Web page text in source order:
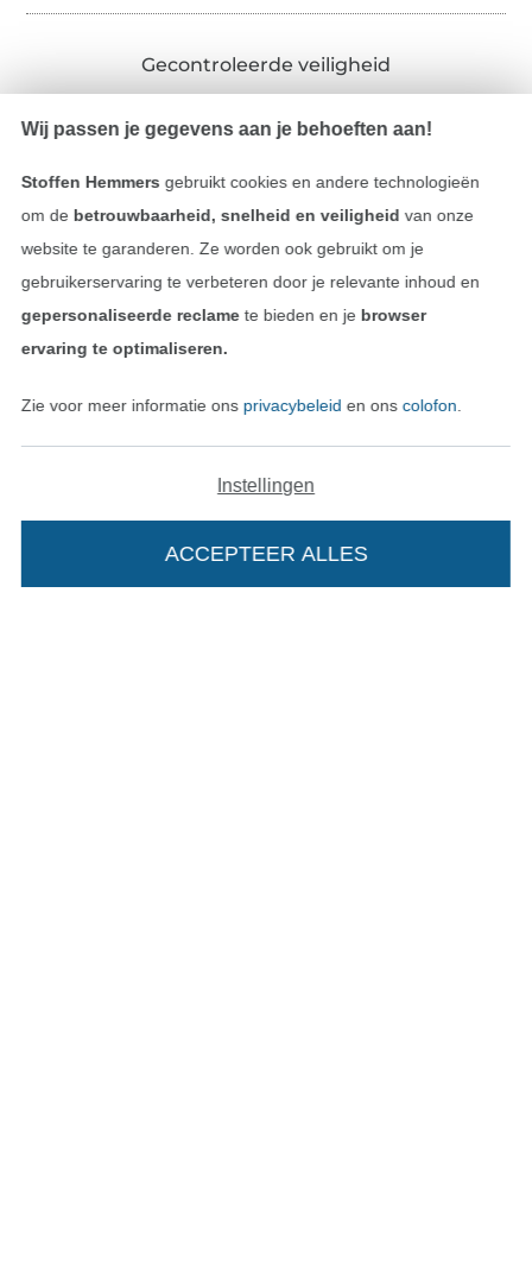
Gecontroleerde veiligheid
Onze transporteurs
Wij passen je gegevens aan je behoeften aan!
Stoffen Hemmers gebruikt cookies en andere technologieën
om de betrouwbaarheid, snelheid en veiligheid van onze
website te garanderen. Ze worden ook gebruikt om je
gebruikerservaring te verbeteren door je relevante inhoud en
gepersonaliseerde reclamete bieden en je browser
ervaring te optimaliseren.
Zie voor meer informatie ons privacybeleid en ons colofon
Instellingen
ACCEPTEER ALLES